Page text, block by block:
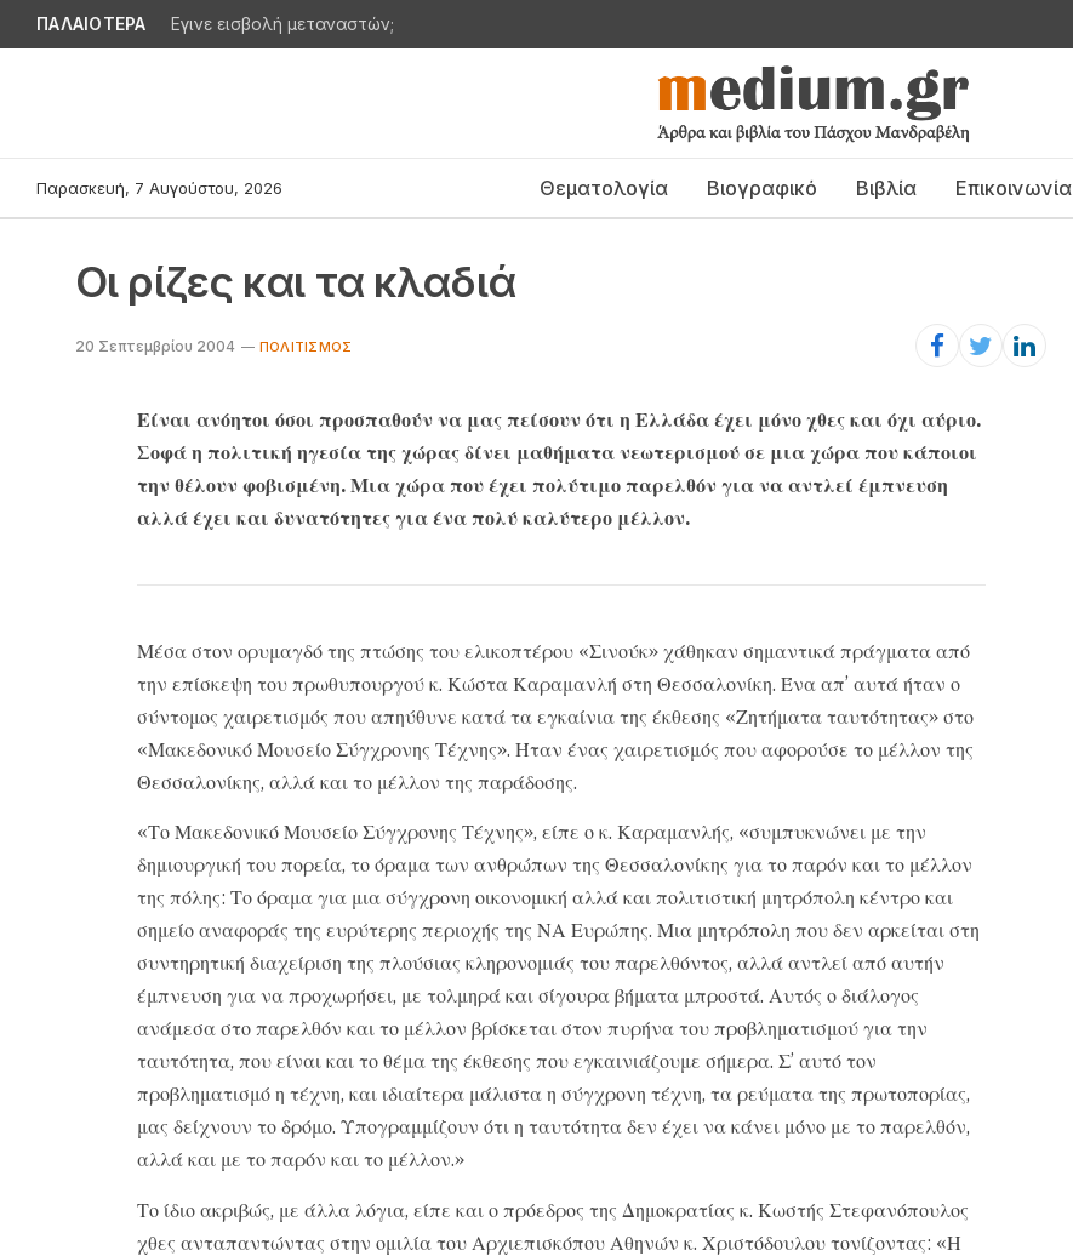
ΠΑΛΑΙΟΤΕΡΑ Εγινε εισβολή μεταναστών;
Παρασκευή, 7 Αυγούστου, 2026 Θεματολογία Βιογραφικό Βιβλία Επικοινωνία
Οι ρίζες και τα κλαδιά
20 Σεπτεμβρίου 2004 ΠΟΛΙΤΙΣΜΌΣ
Είναι ανόητοι όσοι προσπαθούν να μας πείσουν ότι η Ελλάδα έχει μόνο χθες και όχι αύριο.
Σοφά η πολιτική ηγεσία της χώρας δίνει μαθήματα νεωτερισμού σε μια χώρα που κάποιοι
την θέλουν φοβισμένη. Μια χώρα που έχει πολύτιμο παρελθόν για να αντλεί έμπνευση
αλλά έχει και δυνατότητες για ένα πολύ καλύτερο μέλλον.
Μέσα στον ορυμαγδό της πτώσης του ελικοπτέρου «Σινούκ» χάθηκαν σημαντικά πράγματα από
την επίσκεψη του πρωθυπουργού κ. Κώστα Καραμανλή στη Θεσσαλονίκη. Ένα απ’ αυτά ήταν ο
σύντομος χαιρετισμός που απηύθυνε κατά τα εγκαίνια της έκθεσης «Ζητήματα ταυτότητας» στο
«Μακεδονικό Μουσείο Σύγχρονης Τέχνης». Ήταν ένας χαιρετισμός που αφορούσε το μέλλον της
Θεσσαλονίκης, αλλά και το μέλλον της παράδοσης.
«Το Μακεδονικό Μουσείο Σύγχρονης Τέχνης», είπε ο κ. Καραμανλής, «συμπυκνώνει με την
δημιουργική του πορεία, το όραμα των ανθρώπων της Θεσσαλονίκης για το παρόν και το μέλλον
της πόλης: Το όραμα για μια σύγχρονη οικονομική αλλά και πολιτιστική μητρόπολη κέντρο και
σημείο αναφοράς της ευρύτερης περιοχής της ΝΑ Ευρώπης. Μια μητρόπολη που δεν αρκείται στη
συντηρητική διαχείριση της πλούσιας κληρονομιάς του παρελθόντος, αλλά αντλεί από αυτήν
έμπνευση για να προχωρήσει, με τολμηρά και σίγουρα βήματα μπροστά. Αυτός ο διάλογος
ανάμεσα στο παρελθόν και το μέλλον βρίσκεται στον πυρήνα του προβληματισμού για την
ταυτότητα, που είναι και το θέμα της έκθεσης που εγκαινιάζουμε σήμερα. Σ’ αυτό τον
προβληματισμό η τέχνη, και ιδιαίτερα μάλιστα η σύγχρονη τέχνη, τα ρεύματα της πρωτοπορίας,
μας δείχνουν το δρόμο. Υπογραμμίζουν ότι η ταυτότητα δεν έχει να κάνει μόνο με το παρελθόν,
αλλά και με το παρόν και το μέλλον.»
Το ίδιο ακριβώς, με άλλα λόγια, είπε και ο πρόεδρος της Δημοκρατίας κ. Κωστής Στεφανόπουλος
χθες ανταπαντώντας στην ομιλία του Αρχιεπισκόπου Αθηνών κ. Χριστόδουλου τονίζοντας: «Η